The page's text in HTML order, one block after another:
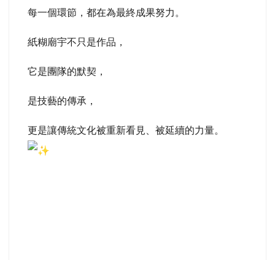
每一個環節，都在為最終成果努力。
紙糊廟宇不只是作品，
它是團隊的默契，
是技藝的傳承，
更是讓傳統文化被重新看見、被延續的力量。